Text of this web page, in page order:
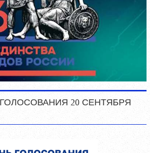
20 СЕНТЯБРЯ